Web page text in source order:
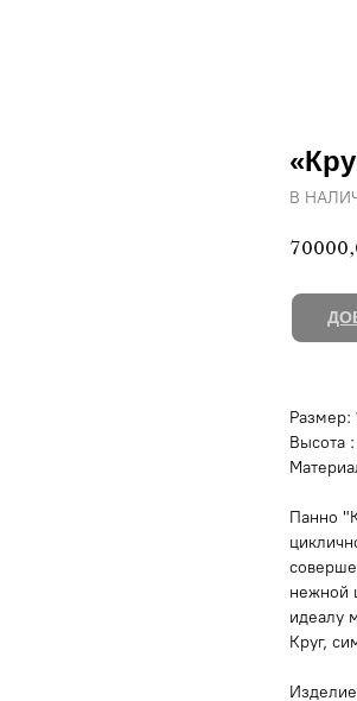
В
Размер:
Высота
Панно
нежной
идеалу
Круг,